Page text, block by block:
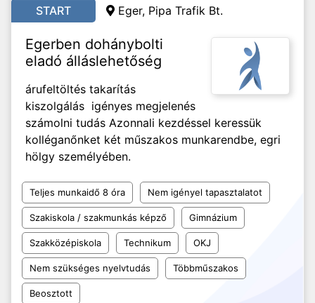
START Eger, Pipa Trafik Bt.
Egerben dohánybolti
eladó álláslehetőség
árufeltöltés takarítás
kiszolgálás igényes megjelenés
számolni tudás Azonnali kezdéssel keressük
kolléganőnket két műszakos munkarendbe, egri
hölgy személyében.
Teljes munkaidő 8 óra Nem igényel tapasztalatot
Szakiskola / szakmunkás képző Gimnázium
Szakközépiskola Technikum OKJ
Nem szükséges nyelvtudás Többműszakos
Beosztott